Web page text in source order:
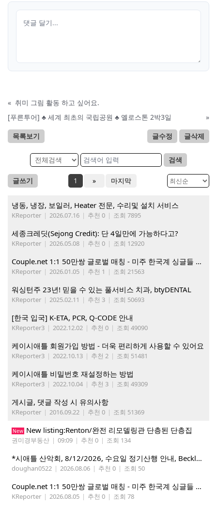
« 취미 그림 활동 하고 싶어요.
[푸른투어] ♣ 세계 최초의 국립공원 ♣ 옐로스톤 2박3일
»
목록보기 글수정 글삭제
검색
글쓰기 1 » 마지막
냉동, 냉장, 보일러, Heater 전문, 수리및 설치 서비스
KReporter | 2026.07.16 | 추천 0 | 조회 7895
세종크레딧(Sejong Credit): 단 4일만에 가능하다고?
KReporter | 2026.05.08 | 추천 0 | 조회 12920
Couple.net 1:1 50만쌍 글로벌 매칭 - 미주 한국계 싱글들 모이세요
KReporter | 2026.01.05 | 추천 1 | 조회 21563
워싱턴주 23년! 믿을 수 있는 풀서비스 치과, btyDENTAL
KReporter | 2025.02.11 | 추천 3 | 조회 50693
[한국 입국] K-ETA, PCR, Q-CODE 안내
KReporter3 | 2022.12.02 | 추천 0 | 조회 49090
케이시애틀 회원가입 방법 - 더욱 편리하게 사용할 수 있어요
KReporter3 | 2022.10.13 | 추천 2 | 조회 51481
케이시애틀 비밀번호 재설정하는 방법
KReporter3 | 2022.10.04 | 추천 3 | 조회 49309
게시글, 댓글 작성 시 유의사항
KReporter | 2016.09.22 | 추천 0 | 조회 51369
New New listing:Renton/완전 리모델링관 단층된 단층집
권미경부동산 | 09:09 | 추천 0 | 조회 134
*시애틀 산악회, 8/12/2026, 수요일 정기산행 안내, Beckler Peak*
doughan0522 | 2026.08.06 | 추천 0 | 조회 50
Couple.net 1:1 50만쌍 글로벌 매칭 - 미주 한국계 싱글들 모이세요
KReporter | 2026.08.05 | 추천 0 | 조회 78